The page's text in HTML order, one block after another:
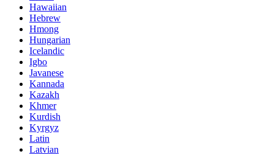
Hawaiian
Hebrew
Hmong
Hungarian
Icelandic
Igbo
Javanese
Kannada
Kazakh
Khmer
Kurdish
Kyrgyz
Latin
Latvian